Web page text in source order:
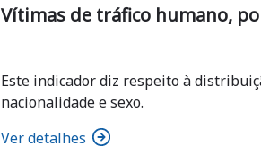
Vítimas de tráfico humano,
Este indicador diz respeito à
nacionalidade e sexo.
Ver detalhes